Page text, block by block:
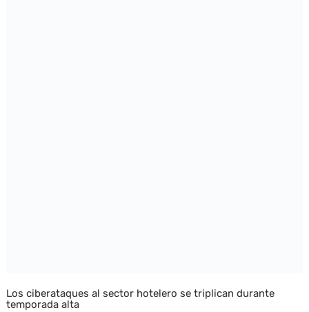
Los ciberataques al sector hotelero se triplican durante
temporada alta